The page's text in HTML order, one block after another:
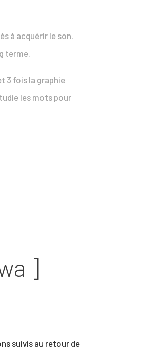
à acquérir le son.
terme.
3 fois la graphie
les mots pour
]
suivis au retour de